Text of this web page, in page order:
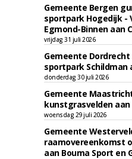
Gemeente Bergen
sportpark Hogedijk -
Egmond-Binnen aan
vrijdag 31 juli 2026
Gemeente
sportpark Schildman
donderdag 30 juli 2026
Gemeente
kunstgrasvelden aan
woensdag 29 juli 2026
Gemeente
raamovereenkomst
aan Bouma Sport en